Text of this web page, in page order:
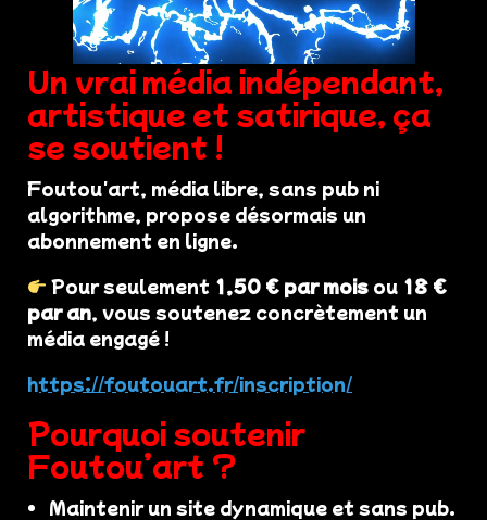
Un vrai média indépendant,
artistique et satirique, ça
se soutient !
Foutou'art, média libre, sans pub ni
algorithme, propose désormais un
abonnement en ligne.
Pour seulement 1,50 € par mois ou 18 €
par an, vous soutenez concrètement un
média engagé !
https://foutouart.fr/inscription/
Pourquoi soutenir
Foutou’art ?
Maintenir un site dynamique et sans pub.